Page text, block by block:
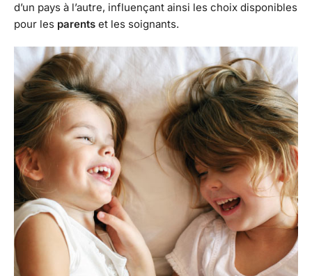
d’un pays à l’autre, influençant ainsi les choix disponibles
pour les parents et les soignants.